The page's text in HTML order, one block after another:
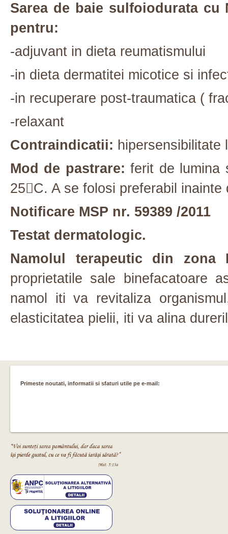
Sarea de baie sulfoiodurata cu
pentru:
-adjuvant in dieta reumatismului
-in dieta dermatitei micotice si
-in recuperare post-traumatica (
-relaxant
Contraindicatii: hipersensibilitate
Mod de pastrare:ferit de lumina
25C. A se folosi preferabil
Notificare MSP nr. 59389 /2011
Testat dermatologic.
Namolul terapeutic din zona
proprietatile sale binefacatoare
namol iti va revitaliza
elasticitatea pielii, iti va alina
Primeste noutati, informatii si sfaturi utile pe e-mail: